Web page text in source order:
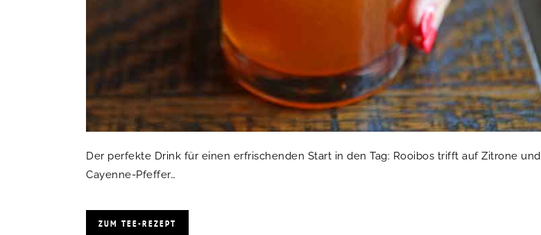
Der perfekte Drink für einen erfrischenden Start in den Tag: Rooibos trifft auf Zitrone und
Cayenne-Pfeffer…
ZUM TEE-REZEPT